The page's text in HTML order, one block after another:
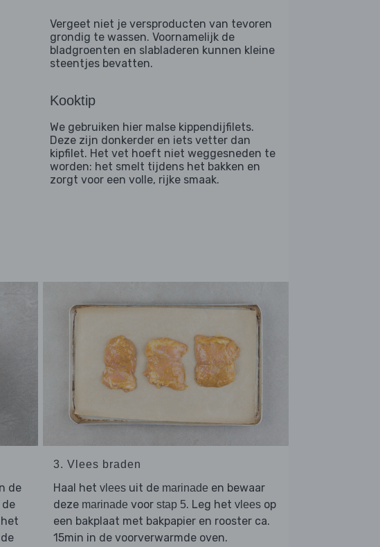
Vergeet niet je versproducten van tevoren
grondig te wassen. Voornamelijk de
bladgroenten en slabladeren kunnen kleine
steentjes bevatten.
Kooktip
We gebruiken hier malse kippendijfilets.
Deze zijn donkerder en iets vetter dan
kipfilet. Het vet hoeft niet weggesneden te
worden: het smelt tijdens het bakken en
zorgt voor een volle, rijke smaak.
de
3. Vlees braden
Haal het vlees uit de marinade en bewaar
deze marinade voor stap 5. Leg het vlees op
een bakplaat met bakpapier en rooster ca.
15min in de voorverwarmde oven.